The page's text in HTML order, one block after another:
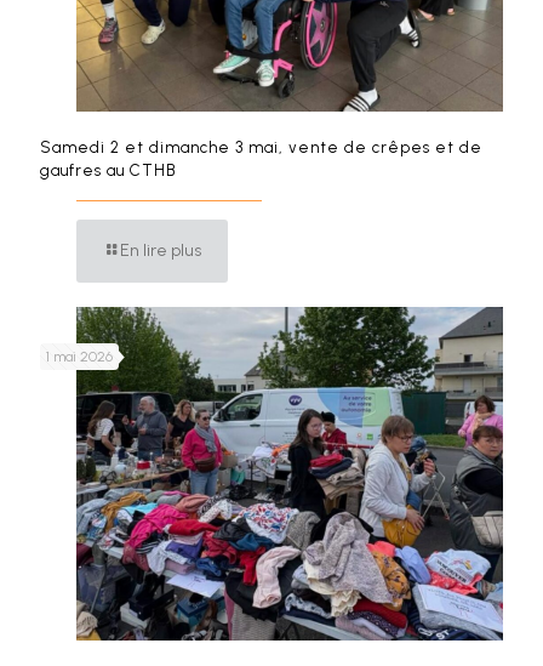
Samedi 2 et dimanche 3 mai, vente de crêpes et de
gaufres au CTHB
En lire plus
1 mai 2026